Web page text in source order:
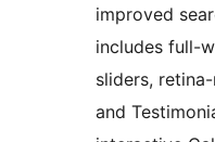
improved
includes full-
sliders,
and